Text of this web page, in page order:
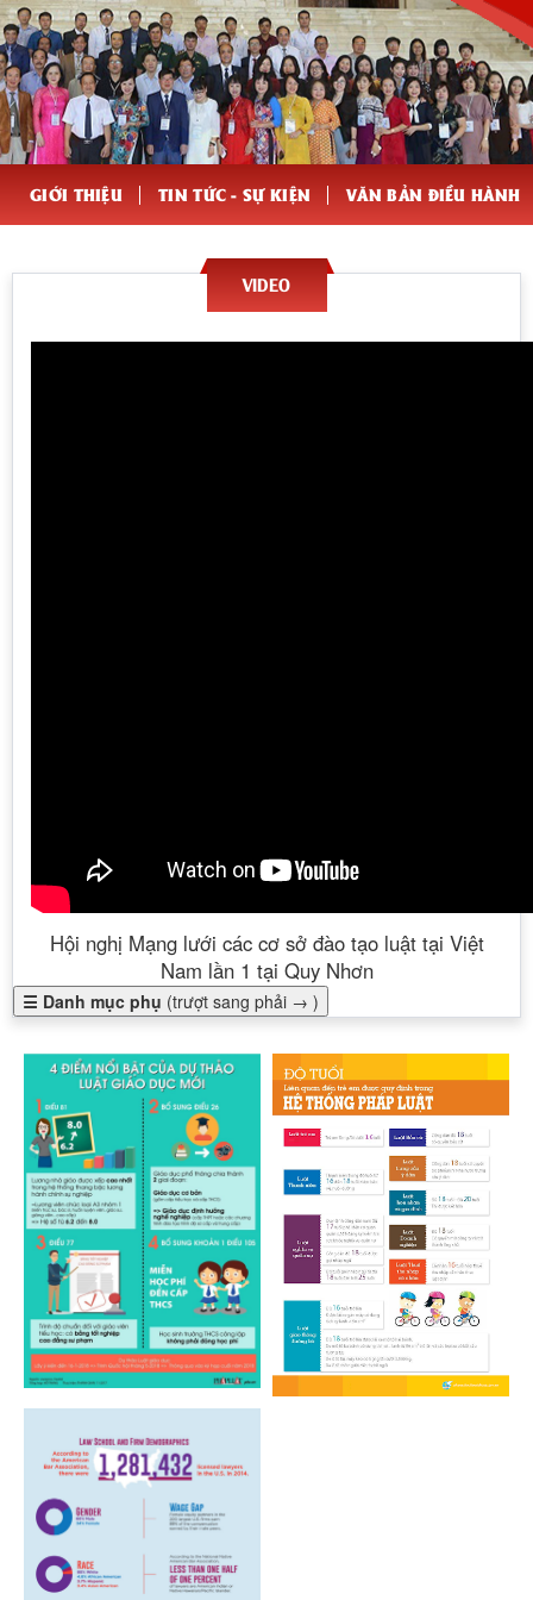
GIỚI THIỆU TIN TỨC - SỰ KIỆN VĂN BẢN ĐIỀU HÀNH
VIDEO
Hội nghị Mạng lưới các cơ sở đào tạo luật tại Việt
Nam lần 1 tại Quy Nhơn
☰ Danh mục phụ (trượt sang phải → )